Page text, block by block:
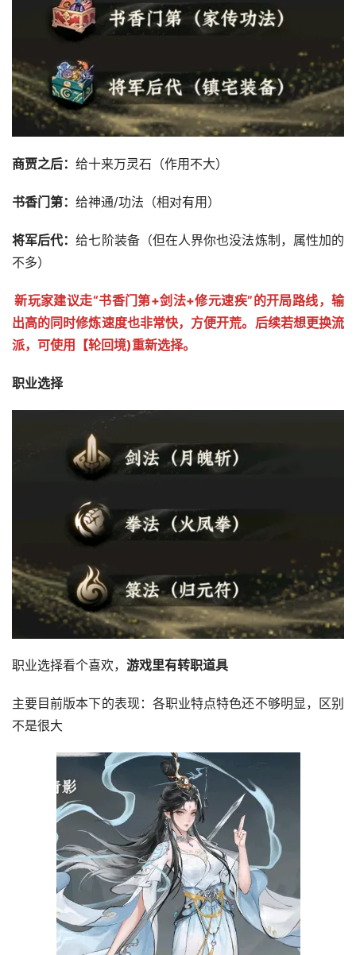
商贾之后： 给十来万灵石（作用不大）
书香门第： 给神通/功法（相对有用）
将军后代：给七阶装备（但在人界你也没法炼制，属性加的
不多）
新玩家建议走“书香门第+剑法+修元速疾”的开局路线，输
出高的同时修炼速度也非常快，方便开荒。后续若想更换流
派，可使用【轮回境)重新选择。
职业选择
职业选择看个喜欢， 游戏里有转职道具
主要目前版本下的表现：各职业特点特色还不够明显，区别
不是很大